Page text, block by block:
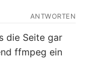
ANTWORTEN
die Seite gar
ffmpeg ein